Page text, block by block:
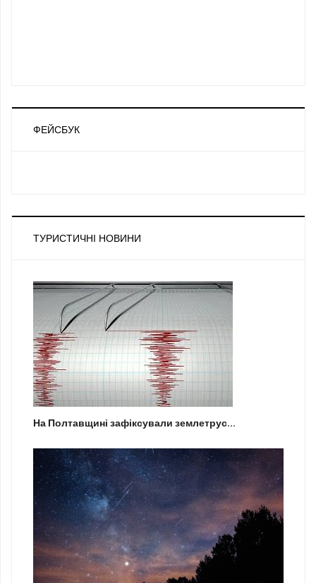
ФЕЙСБУК
ТУРИСТИЧНІ НОВИНИ
На Полтавщині зафіксували землетрус...